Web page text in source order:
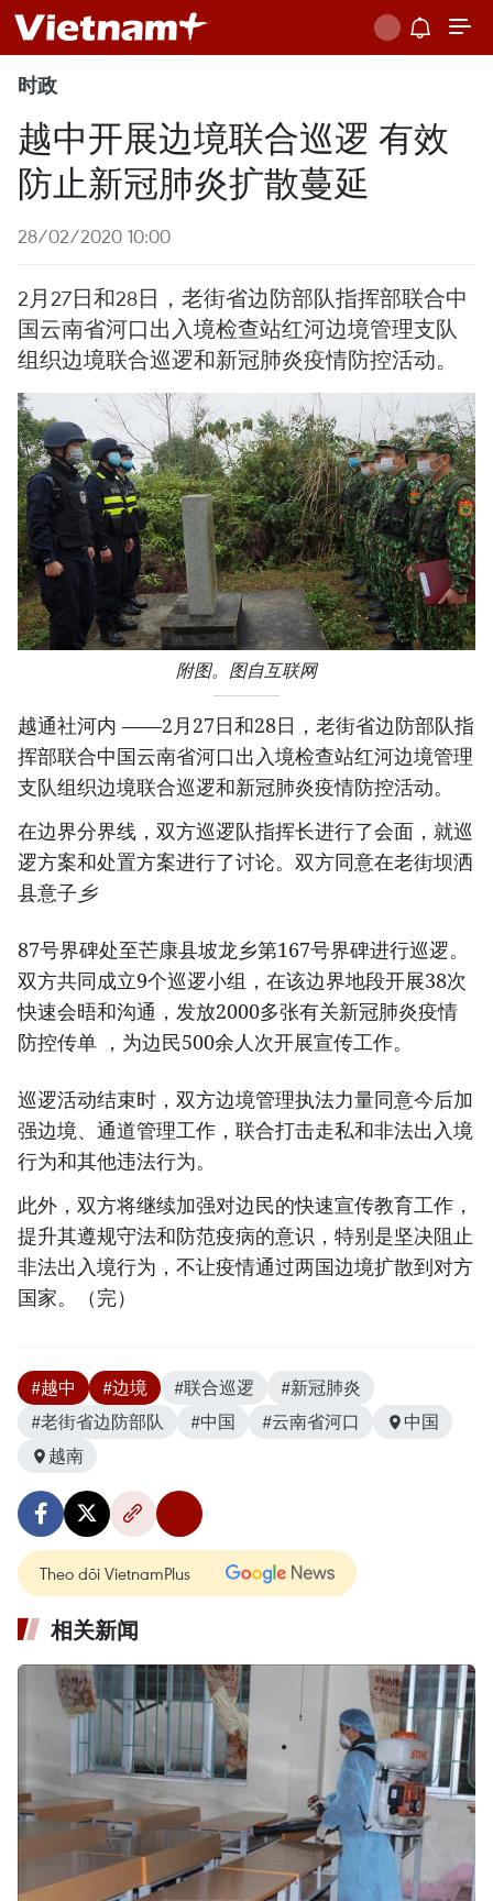
时政
越中开展边境联合巡逻 有效
防止新冠肺炎扩散蔓延
28/02/2020 10:00
2月27日和28日，老街省边防部队指挥部联合中
国云南省河口出入境检查站红河边境管理支队
组织边境联合巡逻和新冠肺炎疫情防控活动。
附图。图自互联网
越通社河内 ——2月27日和28日，老街省边防部队指
挥部联合中国云南省河口出入境检查站红河边境管理
支队组织边境联合巡逻和新冠肺炎疫情防控活动。
在边界分界线，双方巡逻队指挥长进行了会面，就巡
逻方案和处置方案进行了讨论。双方同意在老街坝洒
县意子 乡
87号界碑处至芒康县坡龙乡第167号界碑进行巡逻。
双方共同成立9个巡逻小组，在该边界地段开展38次
快速会晤和沟通，发放2000多张有关新冠肺炎疫情
防控传单 ，为边民500余人次开展宣传工作。
巡逻活动结束时，双方边境管理执法力量同意今后加
强边境、通道管理工作，联合打击走私和非法出入境
行为和其他违法行为。
此外，双方将继续加强对边民的快速宣传教育工作，
提升其遵规守法和防范疫病的意识，特别是坚决阻止
非法出入境行为，不让疫情通过两国边境扩散到对方
国家。（完）
#越中 #边境 #联合巡逻
#新冠肺炎
#老街省边防部队
#中国 #云南省河口
中国
越南
Theo dõi VietnamPlus
相关新闻